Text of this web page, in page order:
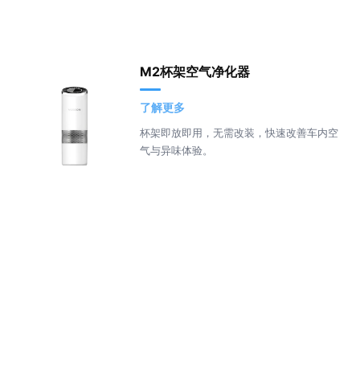
M2杯架空气净化器
了解更多
杯架即放即用，无需改装，快速改善车内空
气与异味体验。